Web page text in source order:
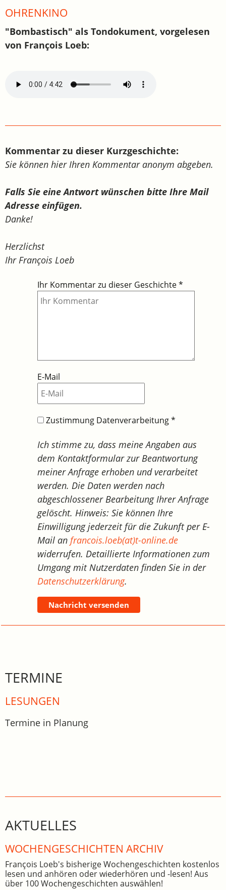
OHRENKINO
"Bombastisch" als Tondokument, vorgelesen
von François Loeb:
Kommentar zu dieser Kurzgeschichte:
Sie können hier Ihren Kommentar anonym abgeben.
Falls Sie eine Antwort wünschen bitte Ihre Mail
Adresse einfügen.
Danke!
Herzlichst
Ihr François Loeb
Ihr Kommentar zu dieser Geschichte*
E-Mail
Zustimmung Datenverarbeitung*
Ich stimme zu, dass meine Angaben aus
dem Kontaktformular zur Beantwortung
meiner Anfrage erhoben und verarbeitet
werden. Die Daten werden nach
abgeschlossener Bearbeitung Ihrer Anfrage
gelöscht. Hinweis: Sie können Ihre
Einwilligung jederzeit für die Zukunft per E-
Mail an francois.loeb(at)t-online.de
widerrufen. Detaillierte Informationen zum
Umgang mit Nutzerdaten finden Sie in der
Datenschutzerklärung.
Nachricht versenden
TERMINE
LESUNGEN
Termine in Planung
AKTUELLES
WOCHEN­GE­SCHICHTEN ARCHIV
François Loeb's bisherige Wochengeschichten kostenlos
lesen und anhören oder wiederhören und -lesen! Aus
über 100 Wochengeschichten auswählen!